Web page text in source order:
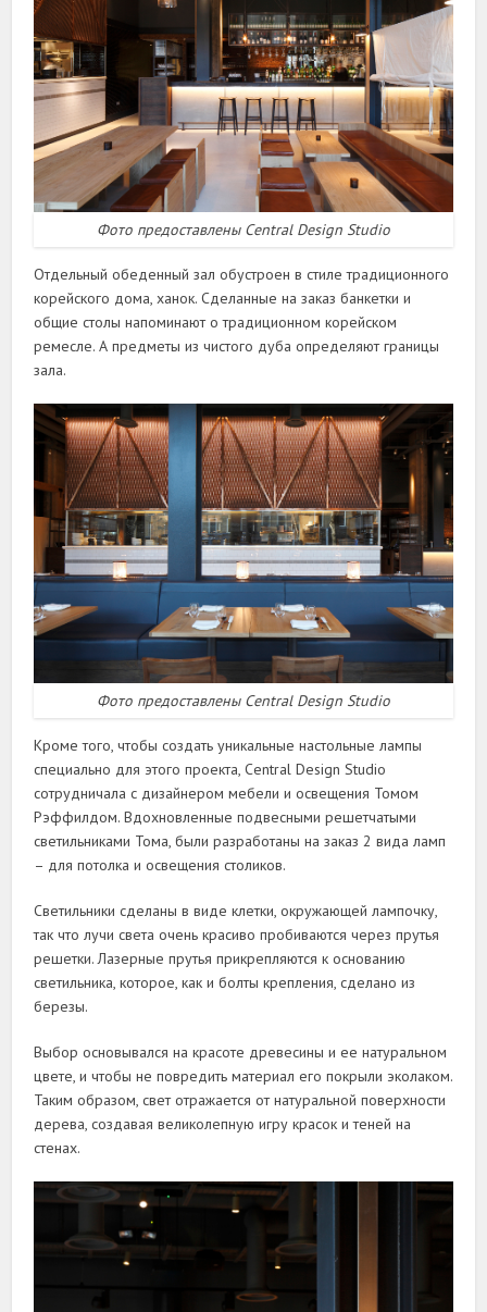
Фото предоставлены Central Design Studio
Отдельный обеденный зал обустроен в стиле традиционного
корейского дома, ханок. Сделанные на заказ банкетки и
общие столы напоминают о традиционном корейском
ремесле. А предметы из чистого дуба определяют границы
зала.
Фото предоставлены Central Design Studio
Кроме того, чтобы создать уникальные настольные лампы
специально для этого проекта, Central Design Studio
сотрудничала с дизайнером мебели и освещения Томом
Рэффилдом. Вдохновленные подвесными решетчатыми
светильниками Тома, были разработаны на заказ 2 вида ламп
– для потолка и освещения столиков.
Светильники сделаны в виде клетки, окружающей лампочку,
так что лучи света очень красиво пробиваются через прутья
решетки. Лазерные прутья прикрепляются к основанию
светильника, которое, как и болты крепления, сделано из
березы.
Выбор основывался на красоте древесины и ее натуральном
цвете, и чтобы не повредить материал его покрыли эколаком.
Таким образом, свет отражается от натуральной поверхности
дерева, создавая великолепную игру красок и теней на
стенах.